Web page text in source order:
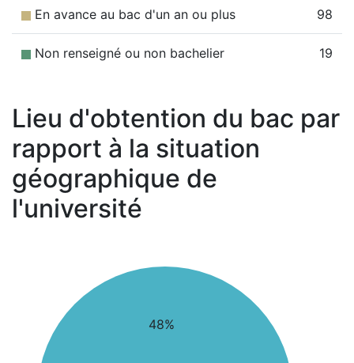
En avance au bac d'un an ou plus 98
Non renseigné ou non bachelier 19
Lieu d'obtention du bac par
rapport à la situation
géographique de
l'université
48%